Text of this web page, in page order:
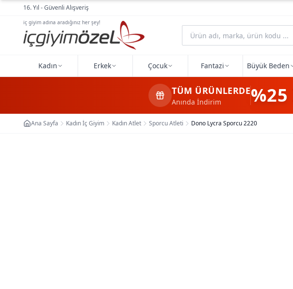
Ana içeriğe geç16. Yıl - Güvenli Alışveriş
iç giyim adına aradığınız her şey!
Kadın Erkek Çocuk Fantazi Büyük Beden
TÜM ÜRÜNLERDE
Anında İndirim %25
Ana Sayfa Kadın İç Giyim Kadın Atlet Sporcu Atleti Dono Lycra Sporcu 2220